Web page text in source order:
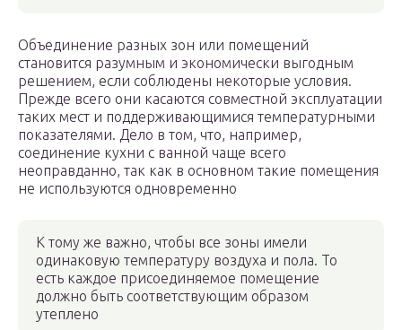
Объединение разных зон или помещений
становится разумным и экономически выгодным
решением, если соблюдены некоторые условия.
Прежде всего они касаются совместной эксплуатации
таких мест и поддерживающимися температурными
показателями. Дело в том, что, например,
соединение кухни с ванной чаще всего
неоправданно, так как в основном такие помещения
не используются одновременно
К тому же важно, чтобы все зоны имели
одинаковую температуру воздуха и пола. То
есть каждое присоединяемое помещение
должно быть соответствующим образом
утеплено